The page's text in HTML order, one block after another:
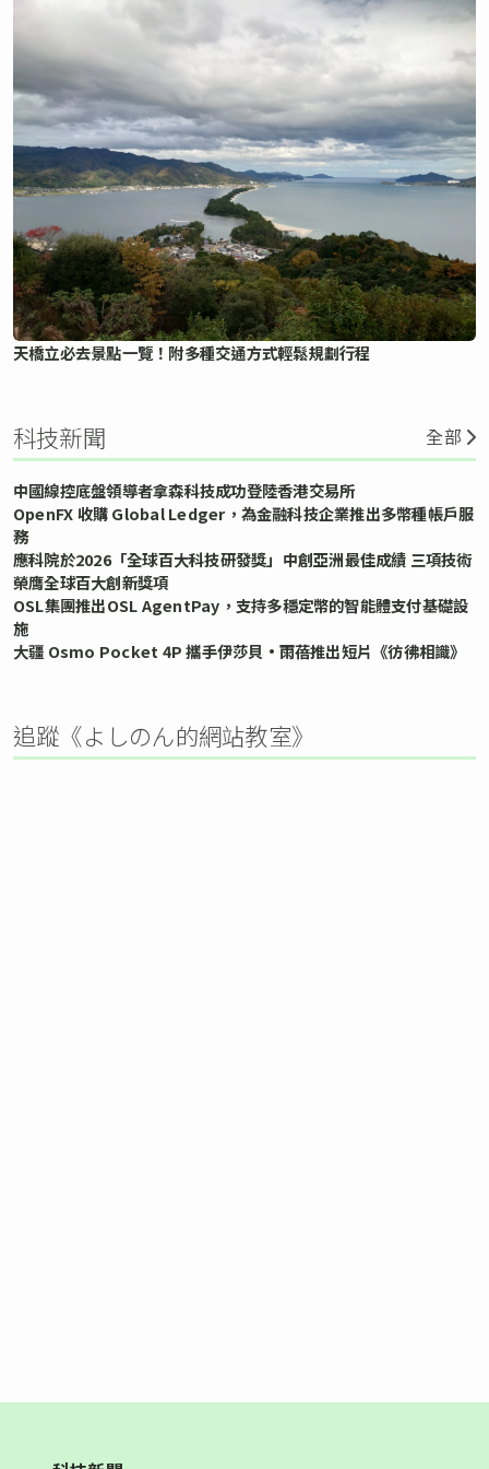
天橋立必去景點一覽！附多種交通方式輕鬆規劃行程
科技新聞 全部
中國線控底盤領導者拿森科技成功登陸香港交易所
OpenFX 收購 Global Ledger，為金融科技企業推出多幣種帳戶服
務
應科院於2026「全球百大科技研發獎」中創亞洲最佳成績 三項技術
榮膺全球百大創新獎項
OSL集團推出OSL AgentPay，支持多穩定幣的智能體支付基礎設
施
大疆 Osmo Pocket 4P 攜手伊莎貝•雨蓓推出短片《彷彿相識》
追蹤《よしのん的網站教室》